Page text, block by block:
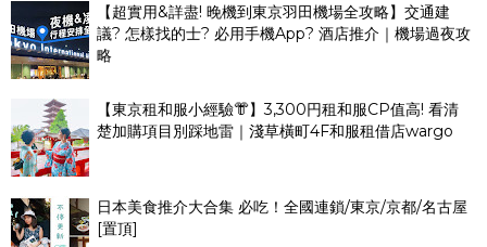
【超實用&詳盡! 晚機到東京羽田機場全攻略】交通建
議? 怎樣找的士? 必用手機App? 酒店推介｜機場過夜攻
略
【東京租和服小經驗👘】3,300円租和服CP值高! 看清
楚加購項目別踩地雷｜淺草橫町4F和服租借店wargo
日本美食推介大合集 必吃！全國連鎖/東京/京都/名古屋
[置頂]